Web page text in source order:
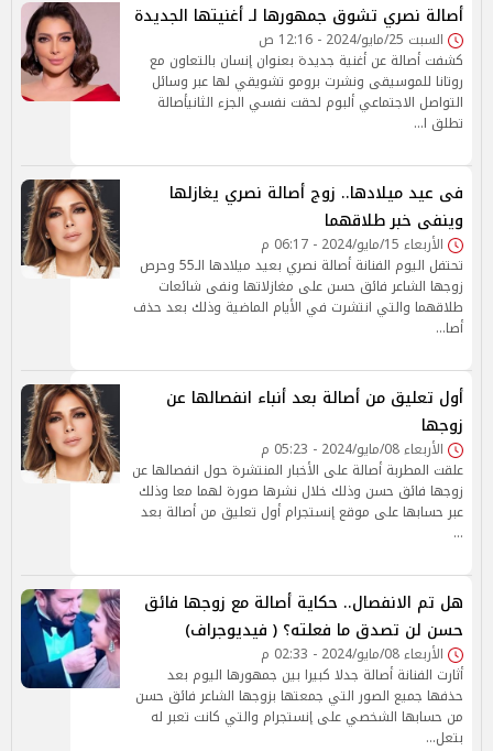
أصالة نصري تشوق جمهورها لـ أغنيتها الجديدة
السبت 25/مايو/2024 - 12:16 ص
كشفت أصالة عن أغنية جديدة بعنوان إنسان بالتعاون مع
روتانا للموسيقى ونشرت برومو تشويقي لها عبر وسائل
التواصل الاجتماعي ألبوم لحقت نفسي الجزء الثانيأصالة
تطلق ا…
فى عيد ميلادها.. زوج أصالة نصري يغازلها
وينفى خبر طلاقهما
الأربعاء 15/مايو/2024 - 06:17 م
تحتفل اليوم الفنانة أصالة نصري بعيد ميلادها الـ55 وحرص
زوجها الشاعر فائق حسن على مغازلاتها ونفى شائعات
طلاقهما والتي انتشرت في الأيام الماضية وذلك بعد حذف
أصا…
أول تعليق من أصالة بعد أنباء انفصالها عن
زوجها
الأربعاء 08/مايو/2024 - 05:23 م
علقت المطربة أصالة على الأخبار المنتشرة حول انفصالها عن
زوجها فائق حسن وذلك خلال نشرها صورة لهما معا وذلك
عبر حسابها على موقع إنستجرام أول تعليق من أصالة بعد
…
هل تم الانفصال.. حكاية أصالة مع زوجها فائق
حسن لن تصدق ما فعلته؟ ( فيديوجراف)
الأربعاء 08/مايو/2024 - 02:33 م
أثارت الفنانة أصالة جدلا كبيرا بين جمهورها اليوم بعد
حذفها جميع الصور التي جمعتها بزوجها الشاعر فائق حسن
من حسابها الشخصي على إنستجرام والتي كانت تعبر له
بتعل…